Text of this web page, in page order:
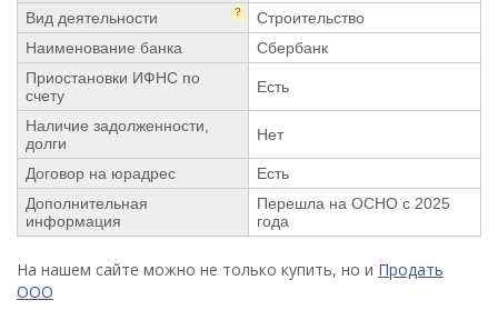
Вид деятельности
?
Строительство
Наименование банка
Сбербанк
Приостановки ИФНС по
счету
Есть
Наличие задолженности,
долги
Нет
Договор на юрадрес
Есть
Дополнительная
информация
Перешла на ОСНО с 2025
года
На нашем сайте можно не только купить, но и Продать
ООО